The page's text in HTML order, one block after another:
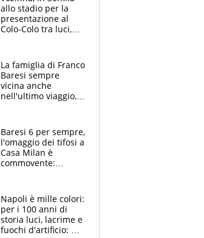
allo stadio per la
presentazione al
Colo-Colo tra luci,
La famiglia di Franco
Baresi sempre
vicina anche
nell'ultimo viaggio,
circondati
dall'affetto dei tifosi
Baresi 6 per sempre,
l'omaggio dei tifosi a
Casa Milan è
commovente:
bigliettini
Napoli è mille colori:
per i 100 anni di
storia luci, lacrime e
fuochi d'artificio: De